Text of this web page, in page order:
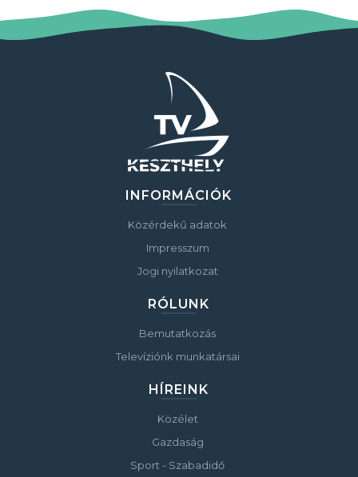
INFORMÁCIÓK
Közérdekű adatok
Impresszum
Jogi nyilatkozat
RÓLUNK
Bemutatkozás
Televíziónk munkatársai
HÍREINK
Közélet
Gazdaság
Sport - Szabadidő